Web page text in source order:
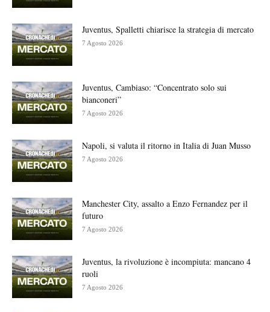
Juventus, Spalletti chiarisce la strategia di mercato
7 Agosto 2026
Juventus, Cambiaso: “Concentrato solo sui
bianconeri”
7 Agosto 2026
Napoli, si valuta il ritorno in Italia di Juan Musso
7 Agosto 2026
Manchester City, assalto a Enzo Fernandez per il
futuro
7 Agosto 2026
Juventus, la rivoluzione è incompiuta: mancano 4
ruoli
7 Agosto 2026